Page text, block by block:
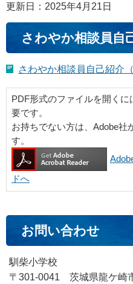
更新日：2025年4月21日
さわやか相談員自
さわやか相談員自己紹介
PDF形式のファイルを開くに
要です。
お持ちでない方は、Adobe社
す。
ドへ
お問い合わせ
馴柴小学校
〒301-0041 茨城県龍ケ崎